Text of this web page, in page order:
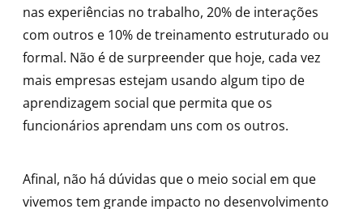
nas experiências no trabalho, 20% de interações
com outros e 10% de treinamento estruturado ou
formal. Não é de surpreender que hoje, cada vez
mais empresas estejam usando algum tipo de
aprendizagem social que permita que os
funcionários aprendam uns com os outros.
Afinal, não há dúvidas que o meio social em que
vivemos tem grande impacto no desenvolvimento